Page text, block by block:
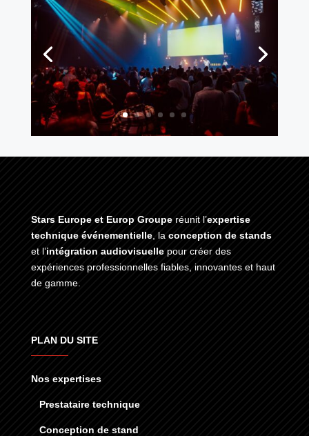
Stars Europe et Europ Groupe réunit l’expertise
technique événementielle, la conception de stands
et l’intégration audiovisuellepour créer des
expériences professionnelles fiables, innovantes et haut
de gamme.
PLAN DU SITE
Nos expertises
Prestataire technique
Conception de stand